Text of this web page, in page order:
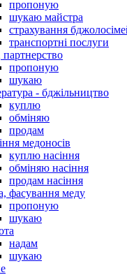
пропоную
шукаю майстра
страхування
транспортні послуги
партнерство
пропоную
шукаю
- бджільництво
куплю
обміняю
продам
медоносів
куплю насіння
обміняю насіння
продам насіння
фасування меду
пропоную
шукаю
надам
шукаю